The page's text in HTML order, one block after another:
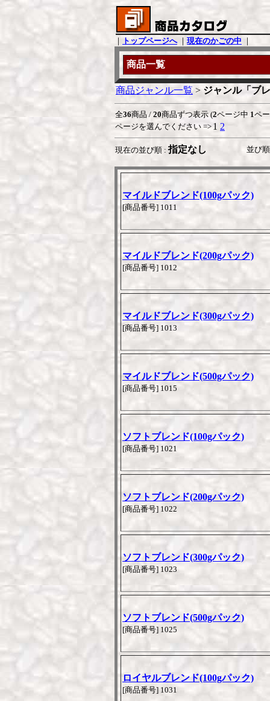
｜ トップページへ｜ 現在のかごの中 ｜
商品一覧
商品ジャンル一覧 >ジャンル「ブ
全36商品 / 20商品ずつ表示 (2ページ中 1ペ
ページを選んでください => 1 2
現在の並び順 :指定なし 並び
マイルドブレンド(100gパック)
[商品番号] 1011
マイルドブレンド(200gパック)
[商品番号] 1012
マイルドブレンド(300gパック)
[商品番号] 1013
マイルドブレンド(500gパック)
[商品番号] 1015
ソフトブレンド(100gパック)
[商品番号] 1021
ソフトブレンド(200gパック)
[商品番号] 1022
ソフトブレンド(300gパック)
[商品番号] 1023
ソフトブレンド(500gパック)
[商品番号] 1025
ロイヤルブレンド(100gパック)
[商品番号] 1031